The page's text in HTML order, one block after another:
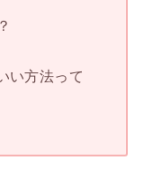
い方法って